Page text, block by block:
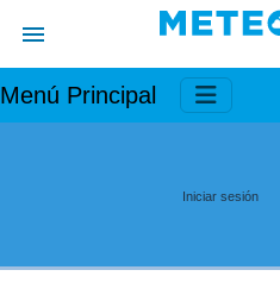
Menú Principal
Iniciar sesión